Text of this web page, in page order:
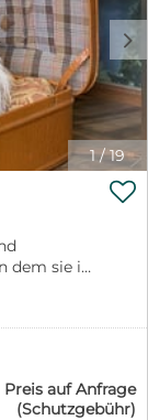
1/19
d
dem sie in
Sie die
zu
oder nach
dabei

Preis auf Anfrage
(Schutzgebühr)